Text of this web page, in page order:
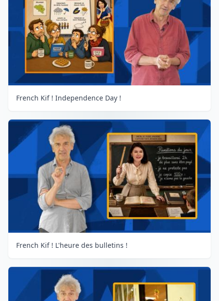
French Kif ! Independence Day !
French Kif ! L'heure des bulletins !